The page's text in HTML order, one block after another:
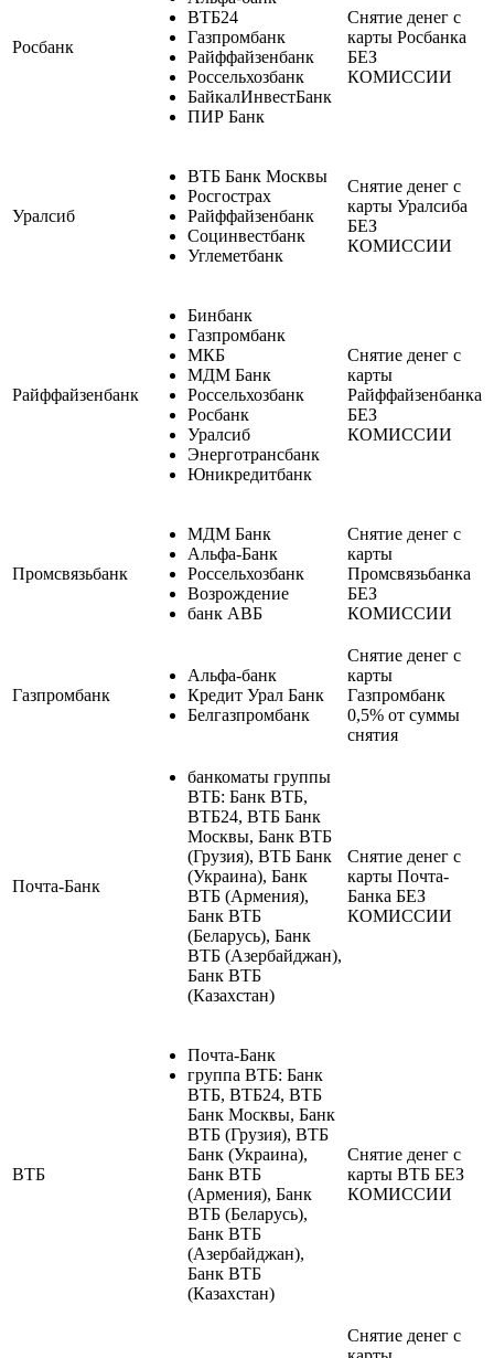
Росбанк
ВТБ24
Газпромбанк
Райффайзенбанк
Россельхозбанк
БайкалИнвестБанк
ПИР Банк
Снятие денег с
карты Росбанка
БЕЗ
КОМИССИИ
Уралсиб
ВТБ Банк Москвы
Росгострах
Райффайзенбанк
Социнвестбанк
Углеметбанк
Снятие денег с
карты Уралсиба
БЕЗ
КОМИССИИ
Райффайзенбанк
Бинбанк
Газпромбанк
МКБ
МДМ Банк
Россельхозбанк
Росбанк
Уралсиб
Энерготрансбанк
Юникредитбанк
Снятие денег с
карты
Райффайзенбанка
БЕЗ
КОМИССИИ
Промсвязьбанк
МДМ Банк
Альфа-Банк
Россельхозбанк
Возрождение
банк АВБ
Снятие денег с
карты
Промсвязьбанка
БЕЗ
КОМИССИИ
Газпромбанк
Альфа-банк
Кредит Урал Банк
Белгазпромбанк
Снятие денег с
карты
Газпромбанк
0,5% от суммы
снятия
Почта-Банк
банкоматы группы
ВТБ: Банк ВТБ,
ВТБ24, ВТБ Банк
Москвы, Банк ВТБ
(Грузия), ВТБ Банк
(Украина), Банк
ВТБ (Армения),
Банк ВТБ
(Беларусь), Банк
ВТБ (Азербайджан),
Банк ВТБ
(Казахстан)
Снятие денег с
карты Почта-
Банка БЕЗ
КОМИССИИ
ВТБ
Почта-Банк
группа ВТБ: Банк
ВТБ, ВТБ24, ВТБ
Банк Москвы, Банк
ВТБ (Грузия), ВТБ
Банк (Украина),
Банк ВТБ
(Армения), Банк
ВТБ (Беларусь),
Банк ВТБ
(Азербайджан),
Банк ВТБ
(Казахстан)
Снятие денег с
карты ВТБ БЕЗ
КОМИССИИ
Снятие денег с